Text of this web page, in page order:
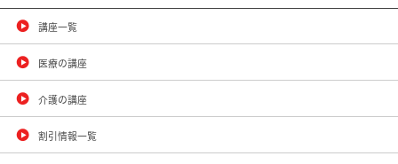
講座一覧
医療の講座
介護の講座
割引情報一覧